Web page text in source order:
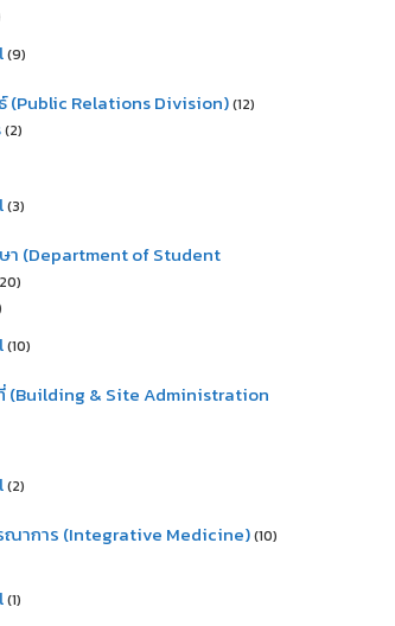
(9)
(Public Relations Division)(12)
(2)
(3)
(Department of Student
(10)
(Building & Site Administration
(2)
าการ (Integrative Medicine)(10)
(1)